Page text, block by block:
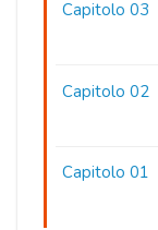
Capitolo 03
Capitolo 02
Capitolo 01